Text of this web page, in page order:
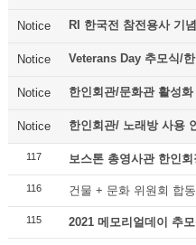
Notice RI 한국전 참전용사 기
Notice Veterans Day 추모식/
Notice 한인회관/문화관 활성화
Notice 한인회관/ 노래방 사용
117 보스톤 총영사관 한인
116 건물 + 문화 위원회 합
115 2021 메모리얼데이 추